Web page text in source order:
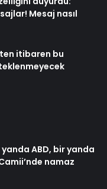
Mesaj nasıl
itibaren bu
ABD, bir yanda
namaz